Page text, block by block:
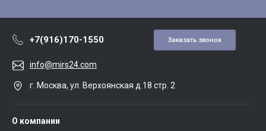
+7(916)170-1550 Заказать звонок
info@mirs24.com
г. Москва, ул. Верхоянская д.18 стр. 2
О компании